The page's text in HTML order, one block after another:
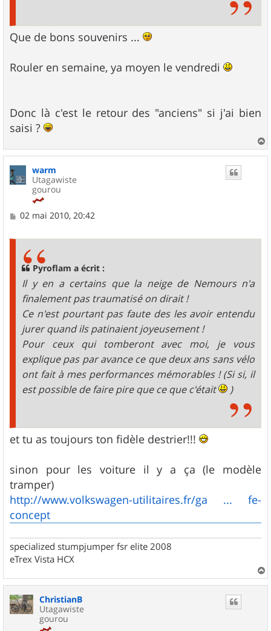
Que de bons souvenirs ...
Rouler en semaine, ya moyen le vendredi
Donc là c'est le retour des "anciens" si j'ai bien
saisi ?
a
warm
Utagawiste
gourou
M
02 mai 2010, 20:42
Pyroflam a écrit :
Il y en a certains que la neige de Nemours n'a
finalement pas traumatisé on dirait !
Ce n'est pourtant pas faute des les avoir entendu
jurer quand ils patinaient joyeusement !
Pour ceux qui tomberont avec moi, je vous
explique pas par avance ce que deux ans sans vélo
ont fait à mes performances mémorables ! (Si si, il
est possible de faire pire que ce que c'était
)
et tu as toujours ton fidèle destrier!!!
sinon pour les voiture il y a ça (le modèle
tramper)
http://www.volkswagen-utilitaires.fr/ga ... fe-
concept
specialized stumpjumper fsr elite 2008
eTrex Vista HCX
a
ChristianB
Utagawiste
gourou